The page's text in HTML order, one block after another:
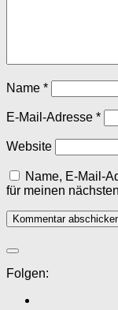
Name *
E-Mail-Adresse *
Website
Name, E-Mail-
für meinen
Folgen: